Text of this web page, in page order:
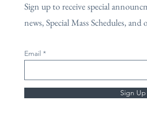
Sign up to receive special
news, Special Mass Schedules,
Email
Sign Up